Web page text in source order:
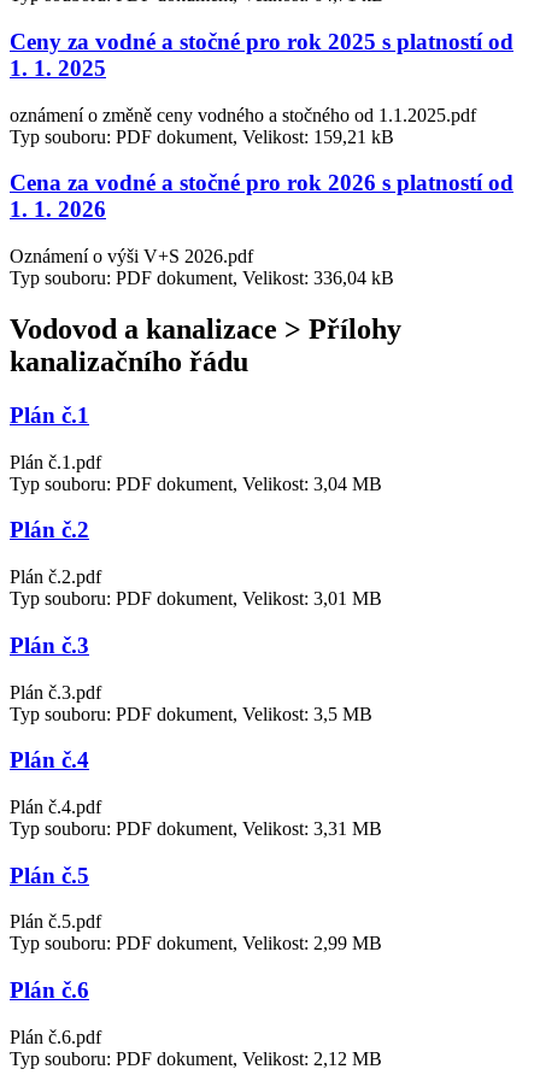
Ceny za vodné a stočné pro rok 2025 s platností od
1. 1. 2025
oznámení o změně ceny vodného a stočného od 1.1.2025.pdf
Typ souboru: PDF dokument, Velikost: 159,21 kB
Cena za vodné a stočné pro rok 2026 s platností od
1. 1. 2026
Oznámení o výši V+S 2026.pdf
Typ souboru: PDF dokument, Velikost: 336,04 kB
Vodovod a kanalizace > Přílohy
kanalizačního řádu
Plán č.1
Plán č.1.pdf
Typ souboru: PDF dokument, Velikost: 3,04 MB
Plán č.2
Plán č.2.pdf
Typ souboru: PDF dokument, Velikost: 3,01 MB
Plán č.3
Plán č.3.pdf
Typ souboru: PDF dokument, Velikost: 3,5 MB
Plán č.4
Plán č.4.pdf
Typ souboru: PDF dokument, Velikost: 3,31 MB
Plán č.5
Plán č.5.pdf
Typ souboru: PDF dokument, Velikost: 2,99 MB
Plán č.6
Plán č.6.pdf
Typ souboru: PDF dokument, Velikost: 2,12 MB